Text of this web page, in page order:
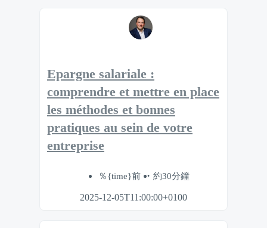
Epargne salariale :
comprendre et mettre en place
les méthodes et bonnes
pratiques au sein de votre
entreprise
％{time}前 約30分鐘
2025-12-05T11:00:00+0100